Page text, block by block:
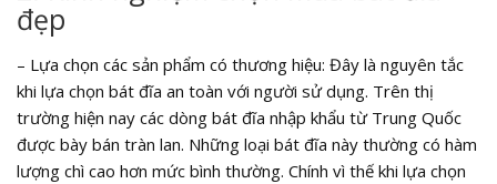
đẹp
– Lựa chọn các sản phẩm có thương hiệu: Đây là nguyên tắc
khi lựa chọn bát đĩa an toàn với người sử dụng. Trên thị
trường hiện nay các dòng bát đĩa nhập khẩu từ Trung Quốc
được bày bán tràn lan. Những loại bát đĩa này thường có hàm
lượng chì cao hơn mức bình thường. Chính vì thế khi lựa chọn